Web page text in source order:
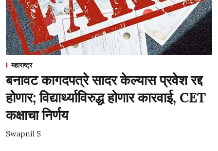
महाराष्ट्र
बनावट कागदपत्रे सादर केल्यास प्रवेश रद्द
होणार; विद्यार्थ्याविरुद्ध होणार कारवाई, CET
कक्षाचा निर्णय
Swapnil S